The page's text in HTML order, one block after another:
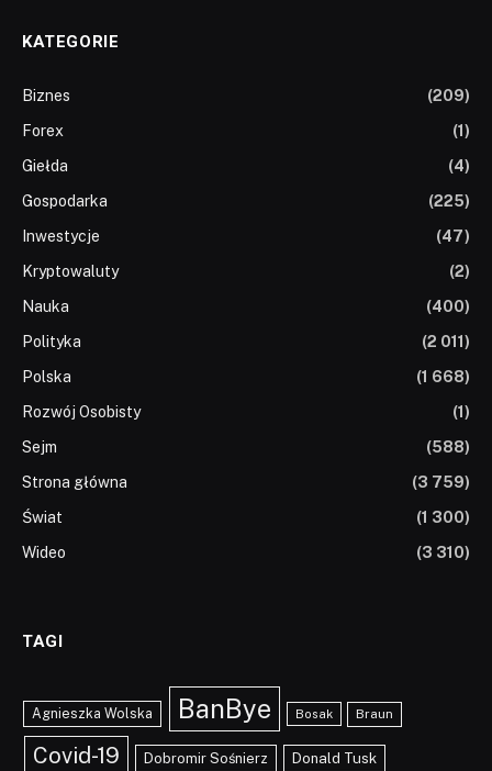
KATEGORIE
Biznes
(209)
Forex
(1)
Giełda
(4)
Gospodarka
(225)
Inwestycje
(47)
Kryptowaluty
(2)
Nauka
(400)
Polityka
(2 011)
Polska
(1 668)
Rozwój Osobisty
(1)
Sejm
(588)
Strona główna
(3 759)
Świat
(1 300)
Wideo
(3 310)
TAGI
Agnieszka Wolska BanBye Bosak Braun
Covid-19 Dobromir Sośnierz Donald Tusk